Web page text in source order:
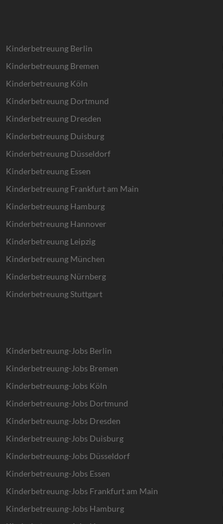
Kinderbetreuung Berlin
Kinderbetreuung Bremen
Kinderbetreuung Köln
Kinderbetreuung Dortmund
Kinderbetreuung Dresden
Kinderbetreuung Duisburg
Kinderbetreuung Düsseldorf
Kinderbetreuung Essen
Kinderbetreuung Frankfurt am Main
Kinderbetreuung Hamburg
Kinderbetreuung Hannover
Kinderbetreuung Leipzig
Kinderbetreuung München
Kinderbetreuung Nürnberg
Kinderbetreuung Stuttgart
Kinderbetreuung-Jobs Berlin
Kinderbetreuung-Jobs Bremen
Kinderbetreuung-Jobs Köln
Kinderbetreuung-Jobs Dortmund
Kinderbetreuung-Jobs Dresden
Kinderbetreuung-Jobs Duisburg
Kinderbetreuung-Jobs Düsseldorf
Kinderbetreuung-Jobs Essen
Kinderbetreuung-Jobs Frankfurt am Main
Kinderbetreuung-Jobs Hamburg